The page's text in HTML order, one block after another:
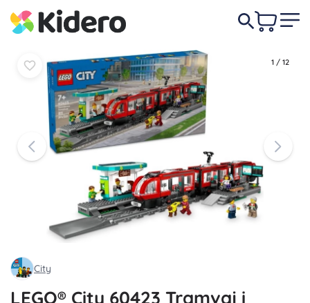
1 / 12
City
LEGO® City 60423 Tramvaj i
89,90 €
U